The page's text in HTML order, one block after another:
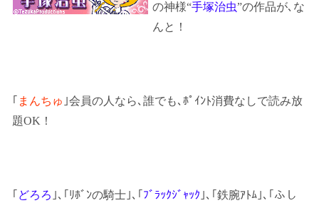
の神様“手塚治虫”の作品が､な
んと！
｢ まんちゅ ｣会員の人なら､誰でも､ﾎﾟｲﾝﾄ消費なしで読み放
題OK！
｢ どろろ ｣､｢ﾘﾎﾞﾝの騎士｣､｢ ﾌﾞﾗｯｸｼﾞｬｯｸ ｣､｢鉄腕ｱﾄﾑ｣､｢ふし